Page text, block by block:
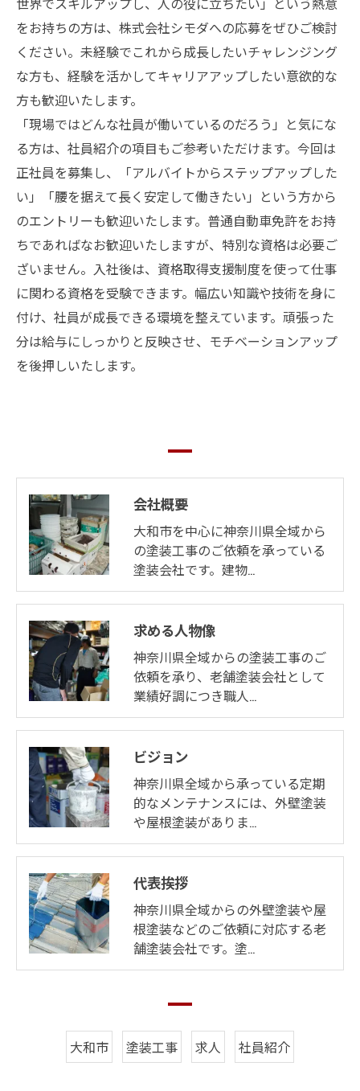
をお持ちの方は、株式会社シモダへの応募をぜひご検討
ください。未経験でこれから成長したいチャレンジング
な方も、経験を活かしてキャリアアップしたい意欲的な
方も歓迎いたします。
「現場ではどんな社員が働いているのだろう」と気にな
る方は、社員紹介の項目もご参考いただけます。今回は
正社員を募集し、「アルバイトからステップアップした
い」「腰を据えて長く安定して働きたい」という方から
のエントリーも歓迎いたします。普通自動車免許をお持
ちであればなお歓迎いたしますが、特別な資格は必要ご
ざいません。入社後は、資格取得支援制度を使って仕事
に関わる資格を受験できます。幅広い知識や技術を身に
付け、社員が成長できる環境を整えています。頑張った
分は給与にしっかりと反映させ、モチベーションアップ
を後押しいたします。
会社概要
大和市を中心に神奈川県全域から
の塗装工事のご依頼を承っている
塗装会社です。建物…
求める人物像
神奈川県全域からの塗装工事のご
依頼を承り、老舗塗装会社として
業績好調につき職人…
ビジョン
神奈川県全域から承っている定期
的なメンテナンスには、外壁塗装
や屋根塗装がありま…
代表挨拶
神奈川県全域からの外壁塗装や屋
根塗装などのご依頼に対応する老
舗塗装会社です。塗…
大和市 塗装工事 求人 社員紹介